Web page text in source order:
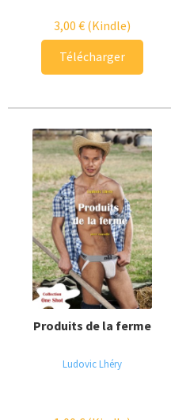
3,00 €(Kindle)
Télécharger
Produits de la ferme
Ludovic Lhéry